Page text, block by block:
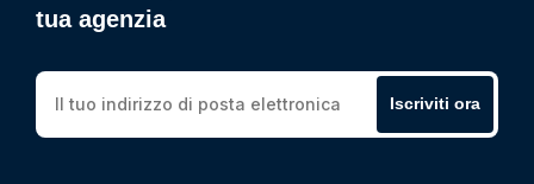
tua agenzia
Iscriviti ora